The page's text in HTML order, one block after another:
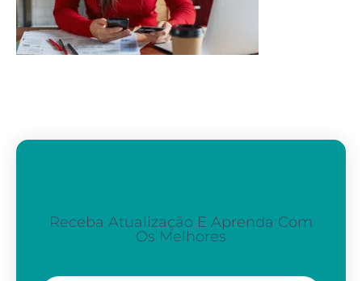
Receba Atualização E Aprenda Com
Os Melhores